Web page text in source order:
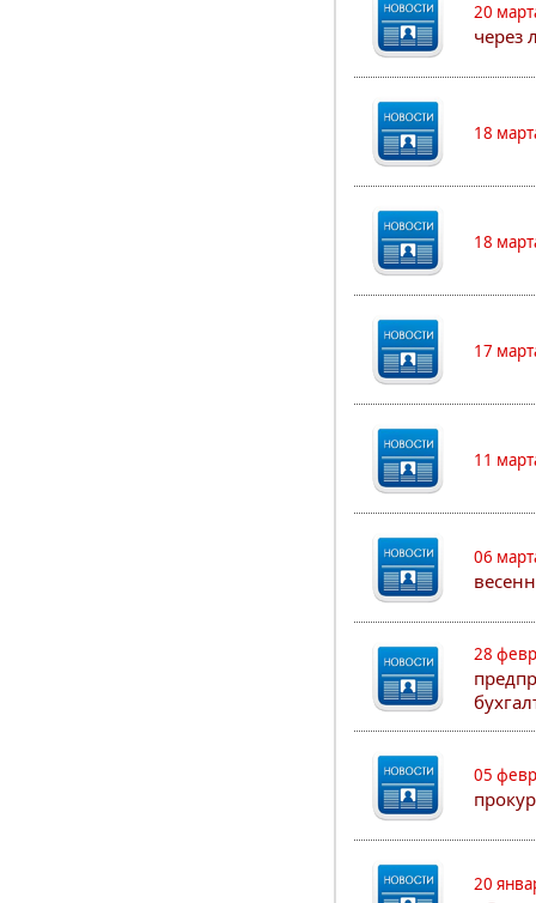
20
через
18
18
17
11
06
28
05
20